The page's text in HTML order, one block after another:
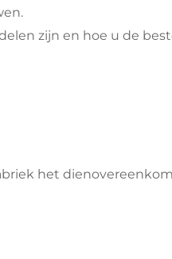
zijn en hoe u de
het